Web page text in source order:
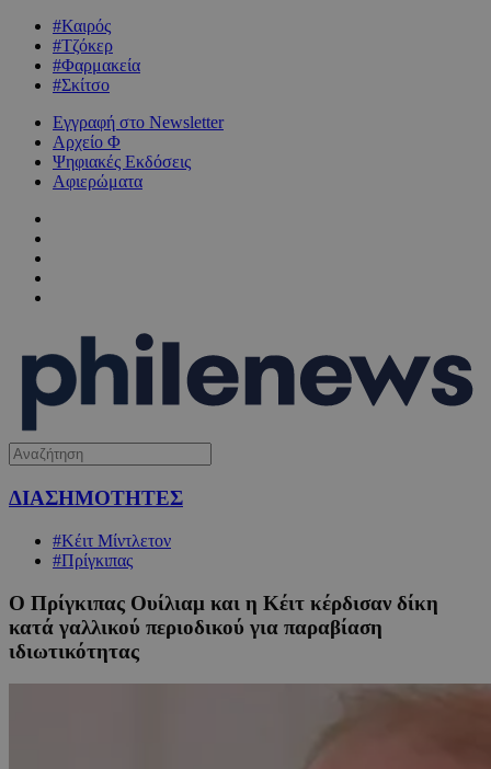
#Καιρός
#Τζόκερ
#Φαρμακεία
#Σκίτσο
Εγγραφή στο Newsletter
Αρχείο Φ
Ψηφιακές Εκδόσεις
Αφιερώματα
ΔΙΑΣΗΜΟΤΗΤΕΣ
#Κέιτ Μίντλετον
#Πρίγκιπας
Ο Πρίγκιπας Ουίλιαμ και η Κέιτ κέρδισαν δίκη
κατά γαλλικού περιοδικού για παραβίαση
ιδιωτικότητας